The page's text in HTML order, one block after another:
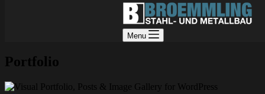
Menu
Portfolio